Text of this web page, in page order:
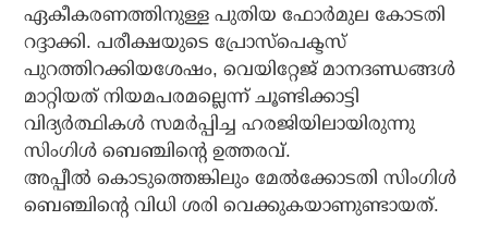
ഏകീകരണത്തിനുള്ള പുതിയ ഫോര്‍മുല കോടതി
റദ്ദാക്കി. പരീക്ഷയുടെ പ്രോസ്‌പെക്ടസ്
പുറത്തിറക്കിയശേഷം, വെയിറ്റേജ് മാനദണ്ഡങ്ങള്‍
മാറ്റിയത് നിയമപരമല്ലെന്ന് ചൂണ്ടിക്കാട്ടി
വിദ്യര്‍ത്ഥികള്‍ സമര്‍പ്പിച്ച ഹരജിയിലായിരുന്നു
സിംഗിള്‍ ബെഞ്ചിന്റെ ഉത്തരവ്.
അപ്പീൽ കൊടുത്തെങ്കിലും മേൽക്കോടതി സിംഗിൾ
ബെഞ്ചിന്റെ വിധി ശരി വെക്കുകയാണുണ്ടായത്.